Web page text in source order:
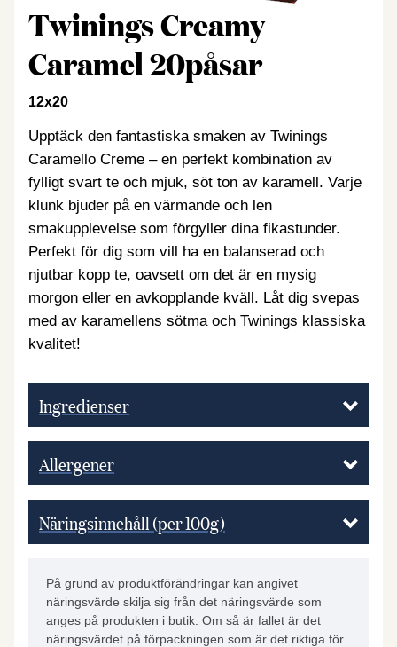
Twinings Creamy
Caramel 20påsar
12x20
Upptäck den fantastiska smaken av Twinings
Caramello Creme – en perfekt kombination av
fylligt svart te och mjuk, söt ton av karamell. Varje
klunk bjuder på en värmande och len
smakupplevelse som förgyller dina fikastunder.
Perfekt för dig som vill ha en balanserad och
njutbar kopp te, oavsett om det är en mysig
morgon eller en avkopplande kväll. Låt dig svepas
med av karamellens sötma och Twinings klassiska
kvalitet!
Ingredienser
Allergener
Näringsinnehåll (per 100g)
På grund av produktförändringar kan angivet
näringsvärde skilja sig från det näringsvärde som
anges på produkten i butik. Om så är fallet är det
näringsvärdet på förpackningen som är det riktiga för